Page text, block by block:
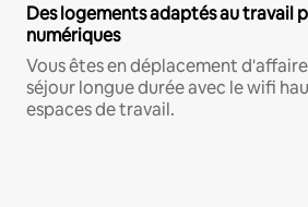
Des logements adaptés au travail
numériques
Vous êtes en déplacement
séjour longue durée avec le wifi
espaces de travail.